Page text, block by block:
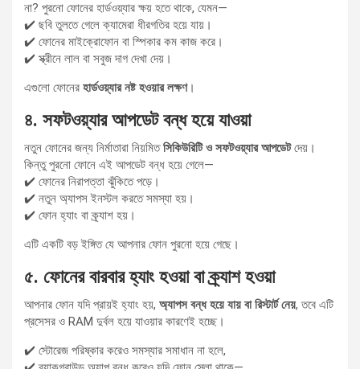
না? পুরনো ফোনের হার্ডওয়্যার ক্ষয় হতে থাকে, যেমন—
✔️ ছবি তুলতে গেলে ক্যামেরা ধীরগতির হয়ে যায়।
✔️ ফোনের মাইক্রোফোন বা স্পিকার কম কাজ করে।
✔️ স্ক্রীনে লাল বা সবুজ দাগ দেখা দেয়।
এগুলো ফোনের হার্ডওয়্যার নষ্ট হওয়ার লক্ষণ।
৪. সফটওয়্যার আপডেট বন্ধ হয়ে যাওয়া
নতুন ফোনের জন্য নির্মাতারা নিয়মিতসিকিউরিটি ও সফটওয়্যার আপডেটদেয়।
কিন্তু পুরনো ফোনে এই আপডেট বন্ধ হয়ে গেলে—
✔️ ফোনের নিরাপত্তা ঝুঁকিতে পড়ে।
✔️ নতুন অ্যাপস ইনস্টল করতে সমস্যা হয়।
✔️ ফোন হ্যাং বা ক্র্যাশ হয়।
এটি একটি বড় ইঙ্গিত যে আপনার ফোন পুরনো হয়ে গেছে।
৫. ফোনের বারবার হ্যাং হওয়া বা ক্র্যাশ হওয়া
আপনার ফোন যদি প্রায়ই হ্যাং হয়, অ্যাপস বন্ধ হয়ে যায় বা রিস্টার্ট নেয়, তবে এটি
প্রসেসর ও RAM দুর্বল হয়ে যাওয়ার কারণেই হচ্ছে।
✔️ স্টোরেজ পরিষ্কার করেও সমস্যার সমাধান না হলে,